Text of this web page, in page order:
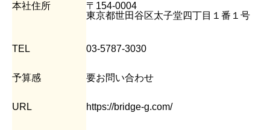
本社住所
〒154-0004
東京都世田谷区太子堂四丁目１番１号
TEL 03-5787-3030
予算感 要お問い合わせ
URL https://bridge-g.com/